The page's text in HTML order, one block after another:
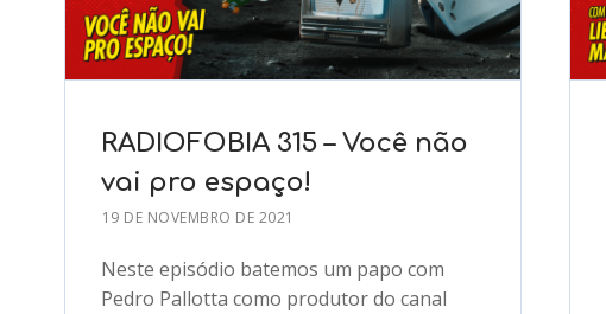
RADIOFOBIA 315 – Você não
vai pro espaço!
19 DE NOVEMBRO DE 2021
Neste episódio batemos um papo com
Pedro Pallotta como produtor do canal